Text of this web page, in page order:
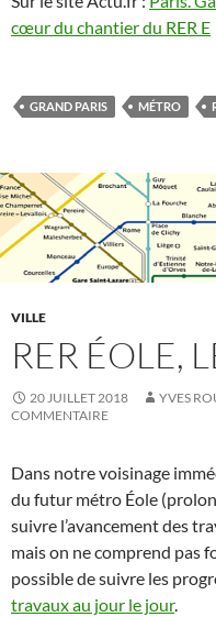
cœur du chantier du RER E
GRAND PARIS MÉTRO
VILLE
RER ÉOLE,
20 JUILLET 2018 YVES
COMMENTAIRE
Dans notre voisinage
du futur métro Éole
suivre l’avancement des
mais on ne comprend pas
possible de suivre les
travaux au jour le jour.